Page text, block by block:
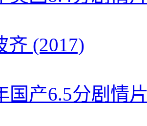
齐 (2017)
国产6.5分剧情